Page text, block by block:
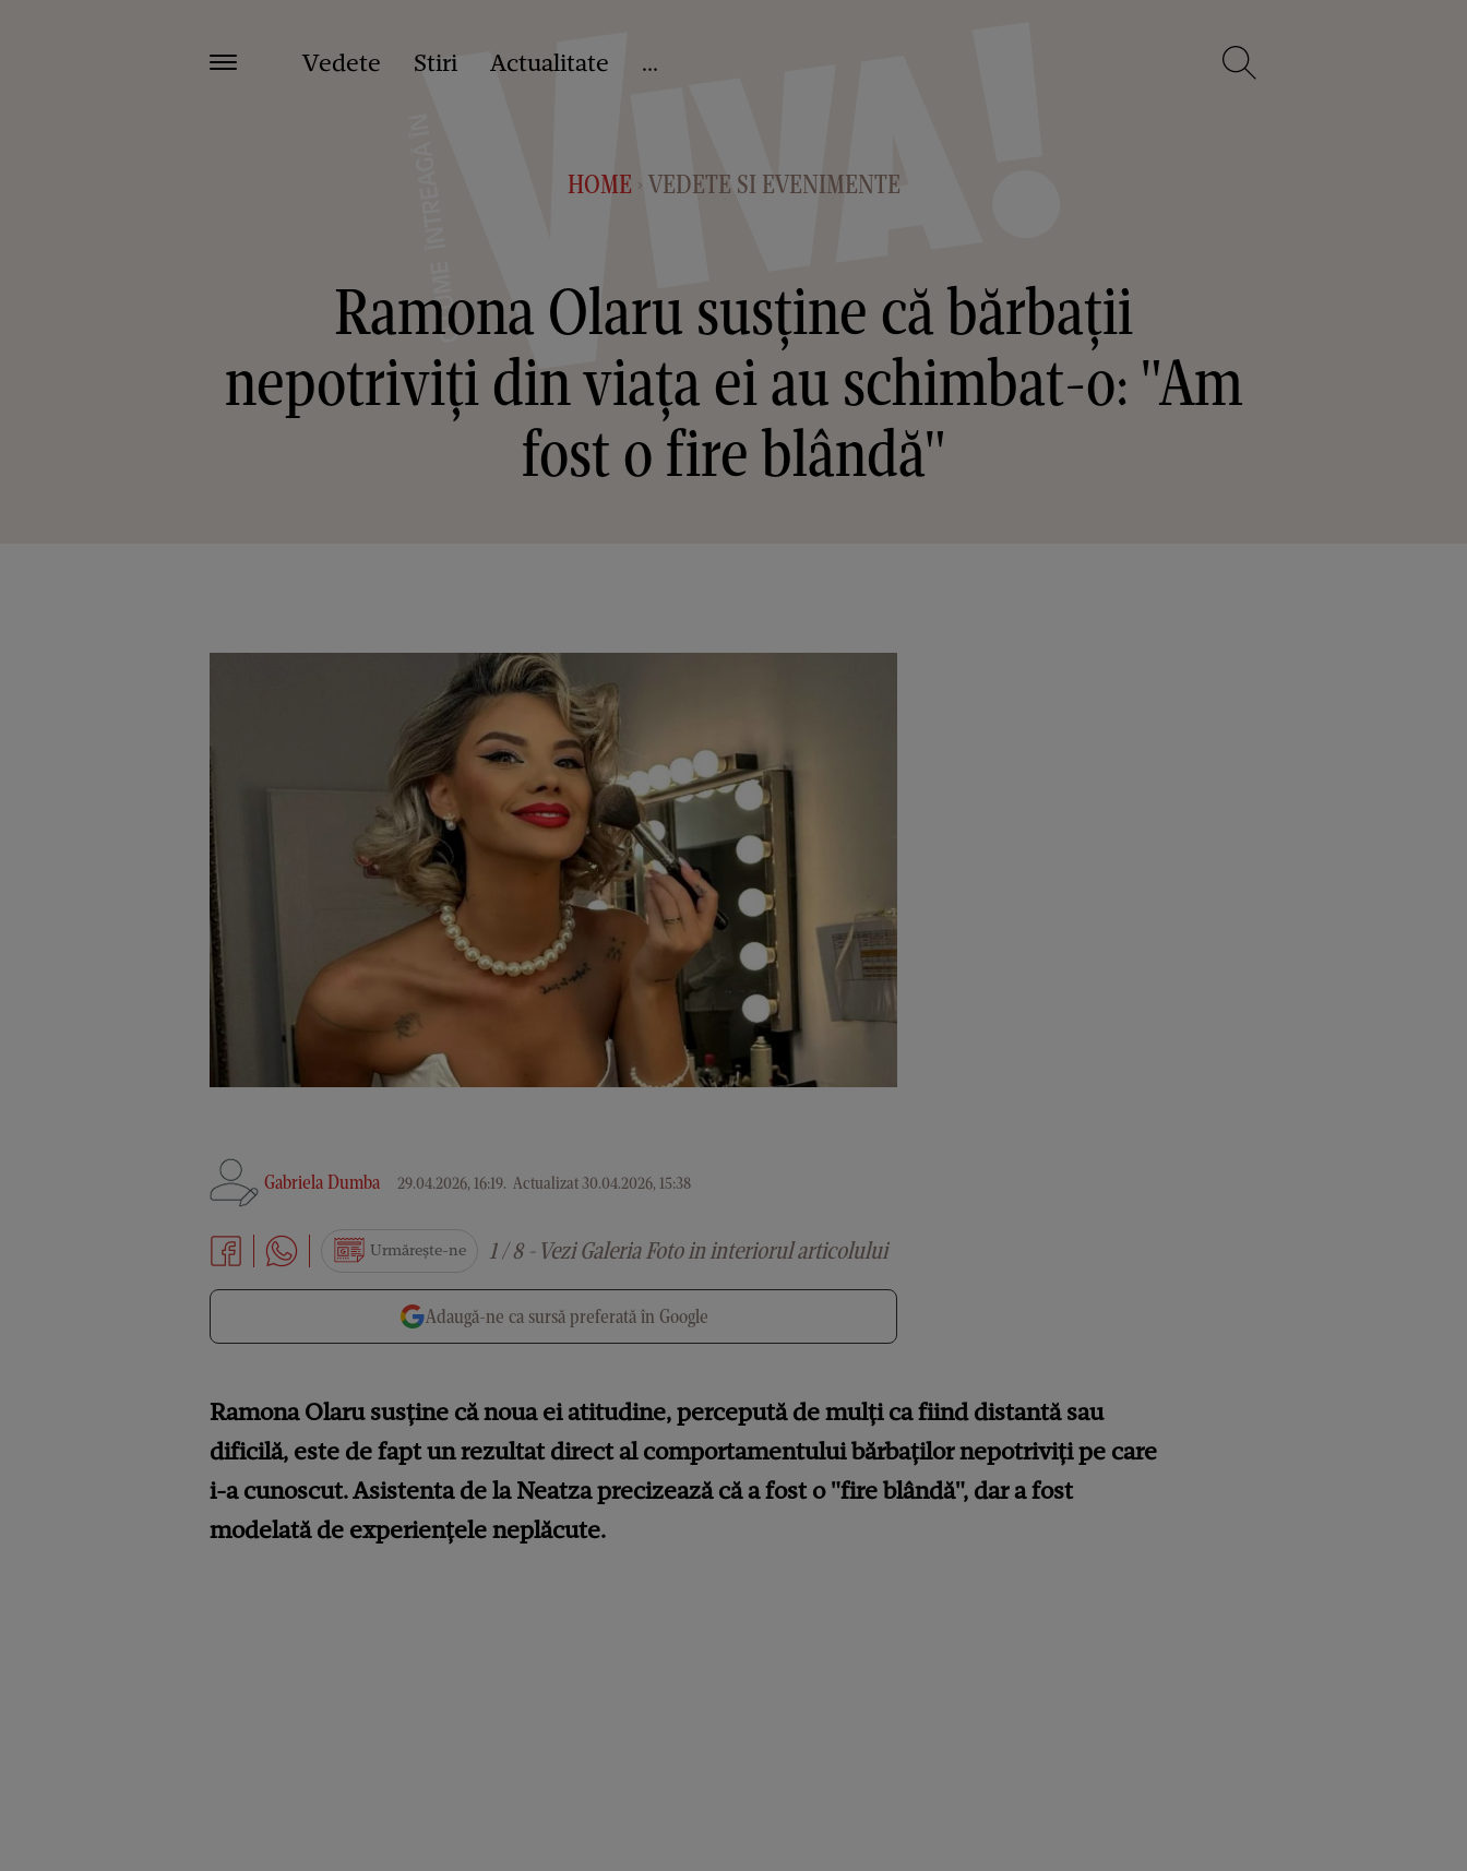
Vedete Stiri Actualitate ...
HOME > VEDETE SI EVENIMENTE
Ramona Olaru susține că bărbații
nepotriviți din viața ei au schimbat-o: "Am
fost o fire blândă"
Gabriela Dumba 29.04.2026, 16:19. Actualizat 30.04.2026, 15:38
Urmărește-ne 1 / 8 - Vezi Galeria Foto in interiorul articolului
Adaugă-ne ca sursă preferată în Google
Ramona Olaru susține că noua ei atitudine, percepută de mulți ca fiind distantă sau
dificilă, este de fapt un rezultat direct al comportamentului bărbaților nepotriviți pe care
i-a cunoscut. Asistenta de la Neatza precizează că a fost o "fire blândă", dar a fost
modelată de experiențele neplăcute.